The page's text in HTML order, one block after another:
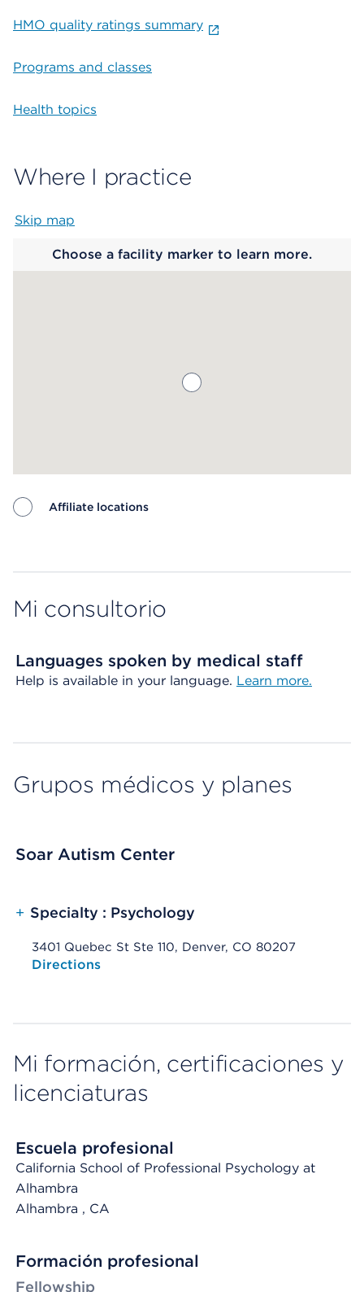
HMO quality ratings summary
Programs and classes
Health topics
Where I practice
Skip map
Choose a facility marker to learn more.
Affiliate locations
Mi consultorio
Languages spoken by medical staff
Help is available in your language. Learn more.
Grupos médicos y planes
Soar Autism Center
+ Specialty : Psychology
3401 Quebec St Ste 110, Denver, CO 80207
Opens native map application on mobile devices
Directions
Mi formación, certificaciones y
licenciaturas
Escuela profesional
California School of Professional Psychology at
Alhambra
Alhambra , CA
Formación profesional
Fellowship